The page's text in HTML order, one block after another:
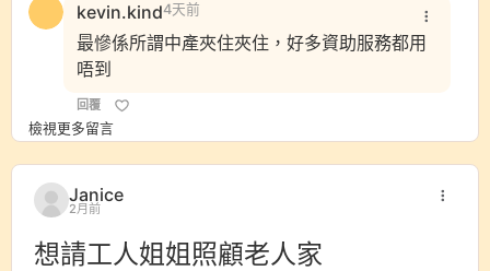
kevin.kind4天前
最慘係所謂中產夾住夾住，好多資助服務都用
唔到
回覆
檢視更多留言
Janice
2月前
想請工人姐姐照顧老人家